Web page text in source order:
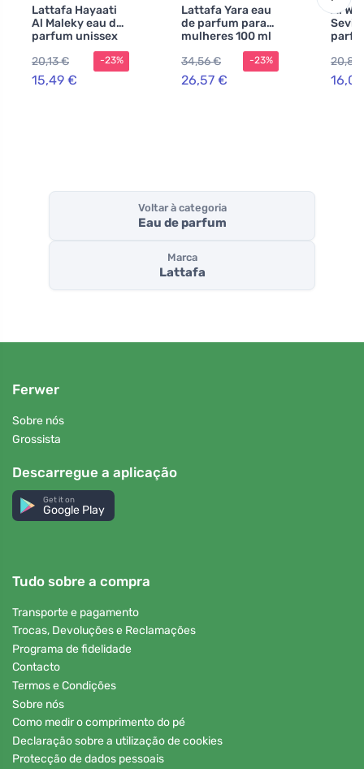
Lattafa Hayaati
Al Maleky eau de
parfum unissex
20,13 €
15,49 €
-23%
Lattafa Yara eau
de parfum para
mulheres 100 ml
34,56 €
26,57 €
-23%
Al
20,81
Voltar à categoria
Eau de parfum
Marca
Lattafa
Ferwer
Sobre nós
Grossista
Descarregue a aplicação
Get it on
Google Play
Tudo sobre a compra
Transporte e pagamento
Trocas, Devoluções e Reclamações
Programa de fidelidade
Contacto
Termos e Condições
Sobre nós
Como medir o comprimento do pé
Declaração sobre a utilização de cookies
Protecção de dados pessoais